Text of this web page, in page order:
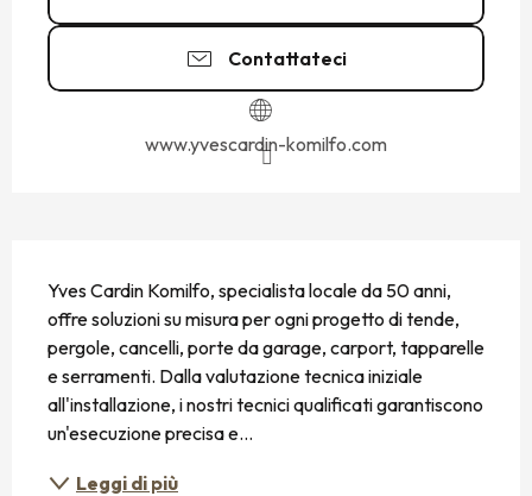
Contattateci
www.yvescardin-komilfo.com
Yves Cardin Komilfo, specialista locale da 50 anni,
offre soluzioni su misura per ogni progetto di tende,
pergole, cancelli, porte da garage, carport, tapparelle
e serramenti. Dalla valutazione tecnica iniziale
all'installazione, i nostri tecnici qualificati garantiscono
un'esecuzione precisa e...
Leggi di più